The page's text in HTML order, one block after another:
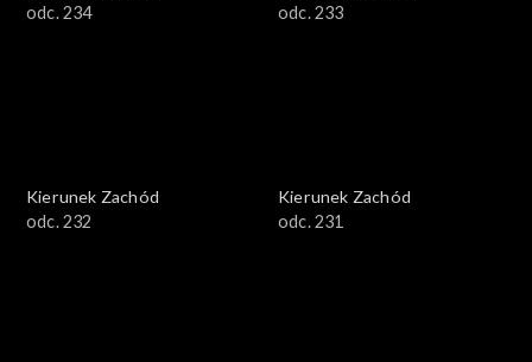
odc. 234
odc. 233
Kierunek Zachód
odc. 232
Kierunek Zachód
odc. 231